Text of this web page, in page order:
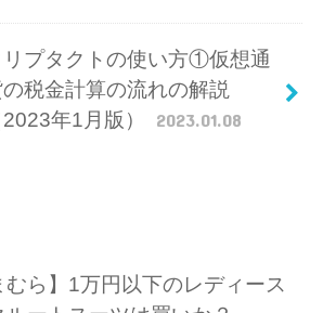
リプタクトの使い方①仮想通
の税金計算の流れの解説
2023年1月版）
2023.01.08
むら】1万円以下のレディース